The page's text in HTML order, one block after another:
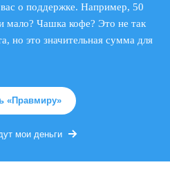
о поддержке. Например, 50
мало? Чашка кофе? Это не так
но это значительная сумма для
«Правмиру»
мои деньги